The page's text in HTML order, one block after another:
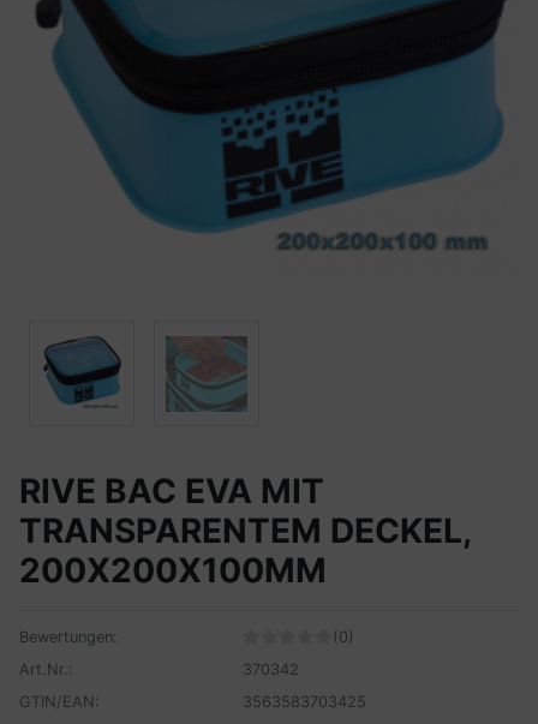
RIVE BAC EVA MIT
TRANSPARENTEM DECKEL,
200X200X100MM
Bewertungen:
(0)
Art.Nr.:
370342
GTIN/EAN:
3563583703425